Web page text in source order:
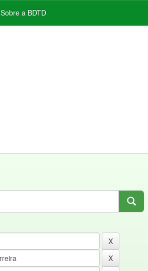
Sobre a BDTD